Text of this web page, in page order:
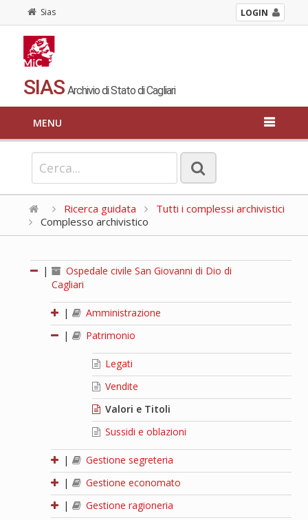
Sias LOGIN
SIAS Archivio di Stato di Cagliari
MENU
Ricerca guidata
Tutti i complessi archivistici
Complesso archivistico
|
Ospedale civile San Giovanni di Dio di
Cagliari
|
Amministrazione
|
Patrimonio
Legati
Vendite
Valori e Titoli
Sussidi e oblazioni
|
Gestione segreteria
|
Gestione economato
|
Gestione ragioneria